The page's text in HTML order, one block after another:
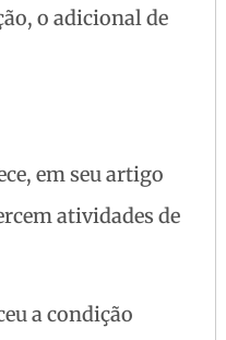
o adicional de
em seu artigo
atividades de
a condição